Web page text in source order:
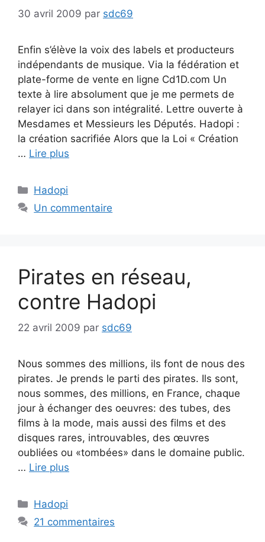
30 avril 2009 par sdc69
Enfin s’élève la voix des labels et producteurs
indépendants de musique. Via la fédération et
plate-forme de vente en ligne Cd1D.com Un
texte à lire absolument que je me permets de
relayer ici dans son intégralité. Lettre ouverte à
Mesdames et Messieurs les Députés. Hadopi :
la création sacrifiée Alors que la Loi « Création
… Lire plus
Catégories
Hadopi
Un commentaire
Pirates en réseau,
contre Hadopi
22 avril 2009 par sdc69
Nous sommes des millions, ils font de nous des
pirates. Je prends le parti des pirates. Ils sont,
nous sommes, des millions, en France, chaque
jour à échanger des oeuvres: des tubes, des
films à la mode, mais aussi des films et des
disques rares, introuvables, des œuvres
oubliées ou «tombées» dans le domaine public.
… Lire plus
Catégories
Hadopi
21 commentaires